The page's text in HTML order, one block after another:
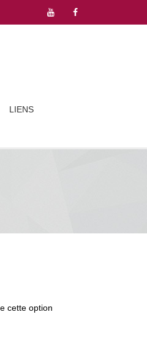
LIENS
cette option